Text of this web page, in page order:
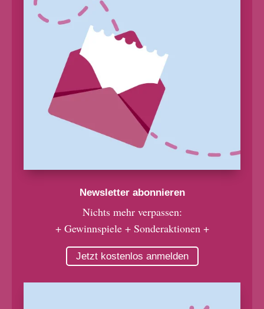
Newsletter abonnieren
Nichts mehr verpassen:
+ Gewinnspiele + Sonderaktionen +
Jetzt kostenlos anmelden